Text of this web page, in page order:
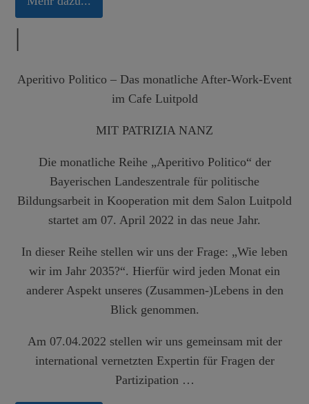
|
Aperitivo Politico – Das monatliche After-Work-Event
im Cafe Luitpold
MIT PATRIZIA NANZ
Die monatliche Reihe „Aperitivo Politico“ der
Bayerischen Landeszentrale für politische
Bildungsarbeit in Kooperation mit dem Salon Luitpold
startet am 07. April 2022 in das neue Jahr.
In dieser Reihe stellen wir uns der Frage: „Wie leben
wir im Jahr 2035?“. Hierfür wird jeden Monat ein
anderer Aspekt unseres (Zusammen-)Lebens in den
Blick genommen.
Am 07.04.2022 stellen wir uns gemeinsam mit der
international vernetzten Expertin für Fragen der
Partizipation …